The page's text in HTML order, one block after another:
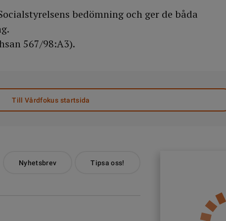
bedömning och ger de båda
567/98:A3).
Till Vårdfokus startsida
Nyhetsbrev Tipsa oss!